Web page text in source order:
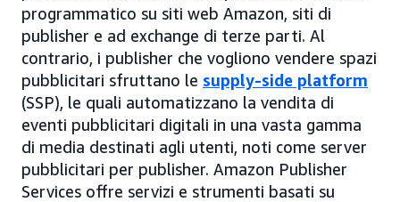
programmatico su siti web Amazon, siti di
publisher e ad exchange di terze parti. Al
contrario, i publisher che vogliono vendere spazi
pubblicitari sfruttano le supply-side platform
(SSP), le quali automatizzano la vendita di
eventi pubblicitari digitali in una vasta gamma
di media destinati agli utenti, noti come server
pubblicitari per publisher. Amazon Publisher
Services offre servizi e strumenti basati su